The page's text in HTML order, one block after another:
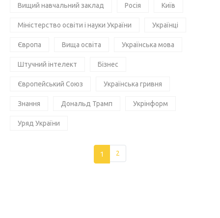
Вищий навчальний заклад Росія Київ
Міністерство освіти і науки України Українці
Європа Вища освіта Українська мова
Штучний інтелект Бізнес
Європейський Союз Українська гривня
Знання Дональд Трамп Укрінформ
Уряд України
1 2